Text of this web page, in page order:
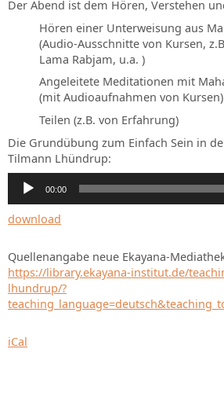
Der Abend ist dem Hören, Verstehen
Hören einer Unterweisung aus
(Audio-Ausschnitte von Kursen,
Lama Rabjam, u.a. )
Angeleitete Meditationen mit
(mit Audioaufnahmen von Kursen)
Teilen (z.B. von Erfahrung)
Die Grundübung zum Einfach Sein in
Tilmann Lhündrup:
Audio-
Player
00:00
download
Quellenangabe neue Ekayana-
https://library.ekayana-institut.de/
lhundrup/?
iCal